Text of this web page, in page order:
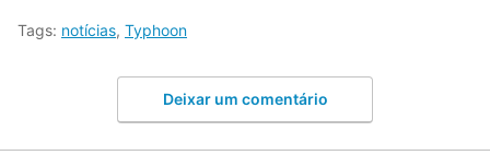
Tags: notícias, Typhoon
Deixar um comentário